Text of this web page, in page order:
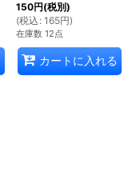
150円(税別)
(税込 : 165円)
在庫数 12点
カートに入れる